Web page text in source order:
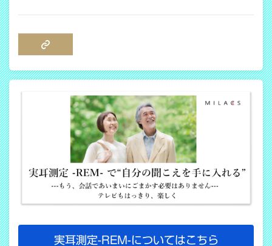
実耳測定-REM-についてはこちら